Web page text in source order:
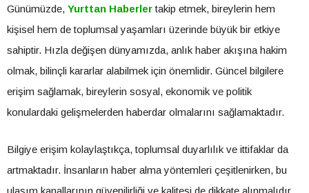
Günümüzde, Yurttan Haberlertakip etmek, bireylerin hem
kişisel hem de toplumsal yaşamları üzerinde büyük bir etkiye
sahiptir. Hızla değişen dünyamızda, anlık haber akışına hakim
olmak, bilinçli kararlar alabilmek için önemlidir. Güncel bilgilere
erişim sağlamak, bireylerin sosyal, ekonomik ve politik
konulardaki gelişmelerden haberdar olmalarını sağlamaktadır.
Bilgiye erişim kolaylaştıkça, toplumsal duyarlılık ve ittifaklar da
artmaktadır. İnsanların haber alma yöntemleri çeşitlenirken, bu